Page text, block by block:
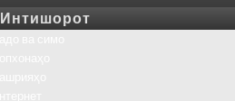
Интишорот